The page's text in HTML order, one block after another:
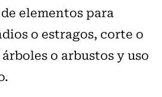
elementos para
o estragos, corte o
o arbustos y uso